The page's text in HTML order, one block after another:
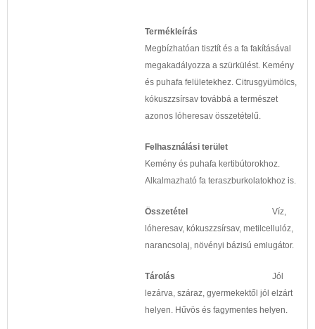
Termékleírás
Megbízhatóan tisztít és a fa fakításával
megakadályozza a szürkülést. Kemény
és puhafa felületekhez. Citrusgyümölcs,
kókuszzsírsav továbbá a természet
azonos lóheresav összetételű.
Felhasználási terület
Kemény és puhafa kertibútorokhoz.
Alkalmazható fa teraszburkolatokhoz is.
Összetétel Víz,
lóheresav, kókuszzsírsav, metilcellulóz,
narancsolaj, növényi bázisú emlugátor.
Tárolás Jól
lezárva, száraz, gyermekektől jól elzárt
helyen. Hűvös és fagymentes helyen.